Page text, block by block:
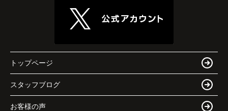
家族全員にとって、将来を見据えた良い選択だった
と感じています。
トップページ
スタッフブログ
お客様の声